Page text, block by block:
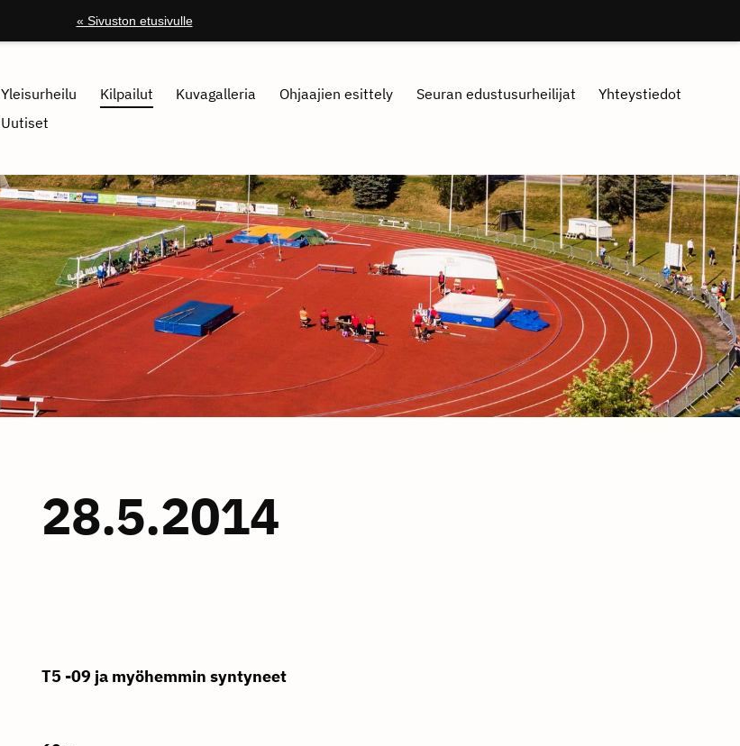
« Sivuston etusivulle
Yleisurheilu Kilpailut Kuvagalleria Ohjaajien esittely Seuran edustusurheilijat
Yhteystiedot
Uutiset
28.5.2014
T5 -09 ja myöhemmin syntyneet